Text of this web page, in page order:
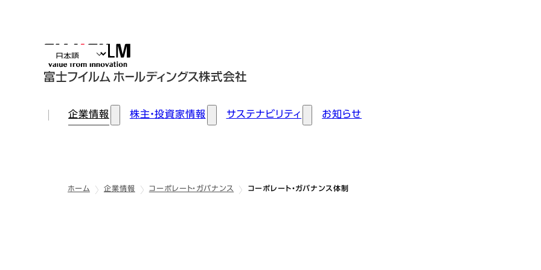
企業情報 株主・投資家情報 サステナビリティ お知らせ
ホーム 企業情報 コーポレート・ガバナンス コーポレート・ガバナンス体制